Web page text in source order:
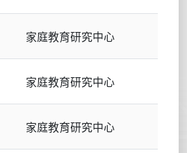
家庭教育研究中心
家庭教育研究中心
家庭教育研究中心